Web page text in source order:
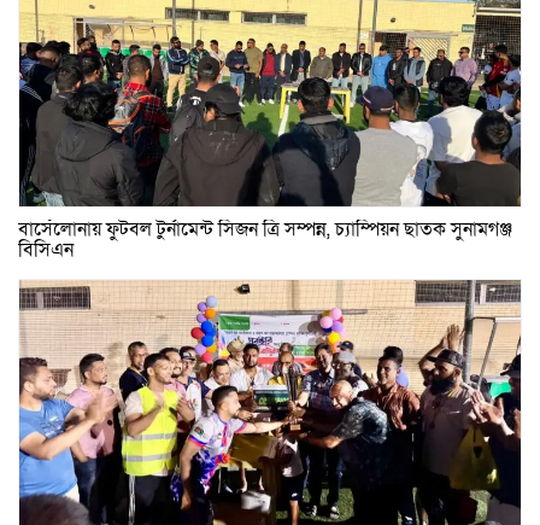
বার্সেলোনায় ফুটবল টুর্নামেন্ট সিজন ত্রি সম্পন্ন, চ্যাম্পিয়ন ছাতক সুনামগঞ্জ
বিসিএন